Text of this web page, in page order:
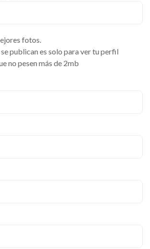
fotos.
publican es solo para ver tu perfil
no pesen más de 2mb